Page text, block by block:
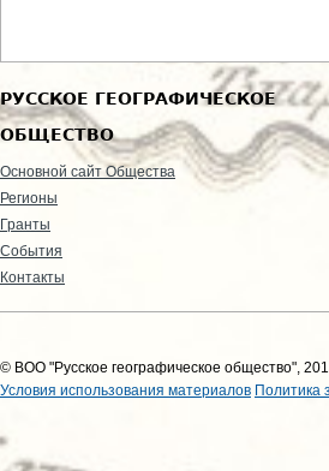
РУССКОЕ ГЕОГРАФИЧЕСКОЕ
ОБЩЕСТВО
Основной сайт Общества
Регионы
Гранты
События
Контакты
© ВОО "Русское географическое общество",
Условия использования материалов Политика